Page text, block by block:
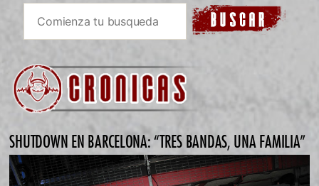
SHUTDOWN EN BARCELONA: “TRES BANDAS, UNA FAMILIA”